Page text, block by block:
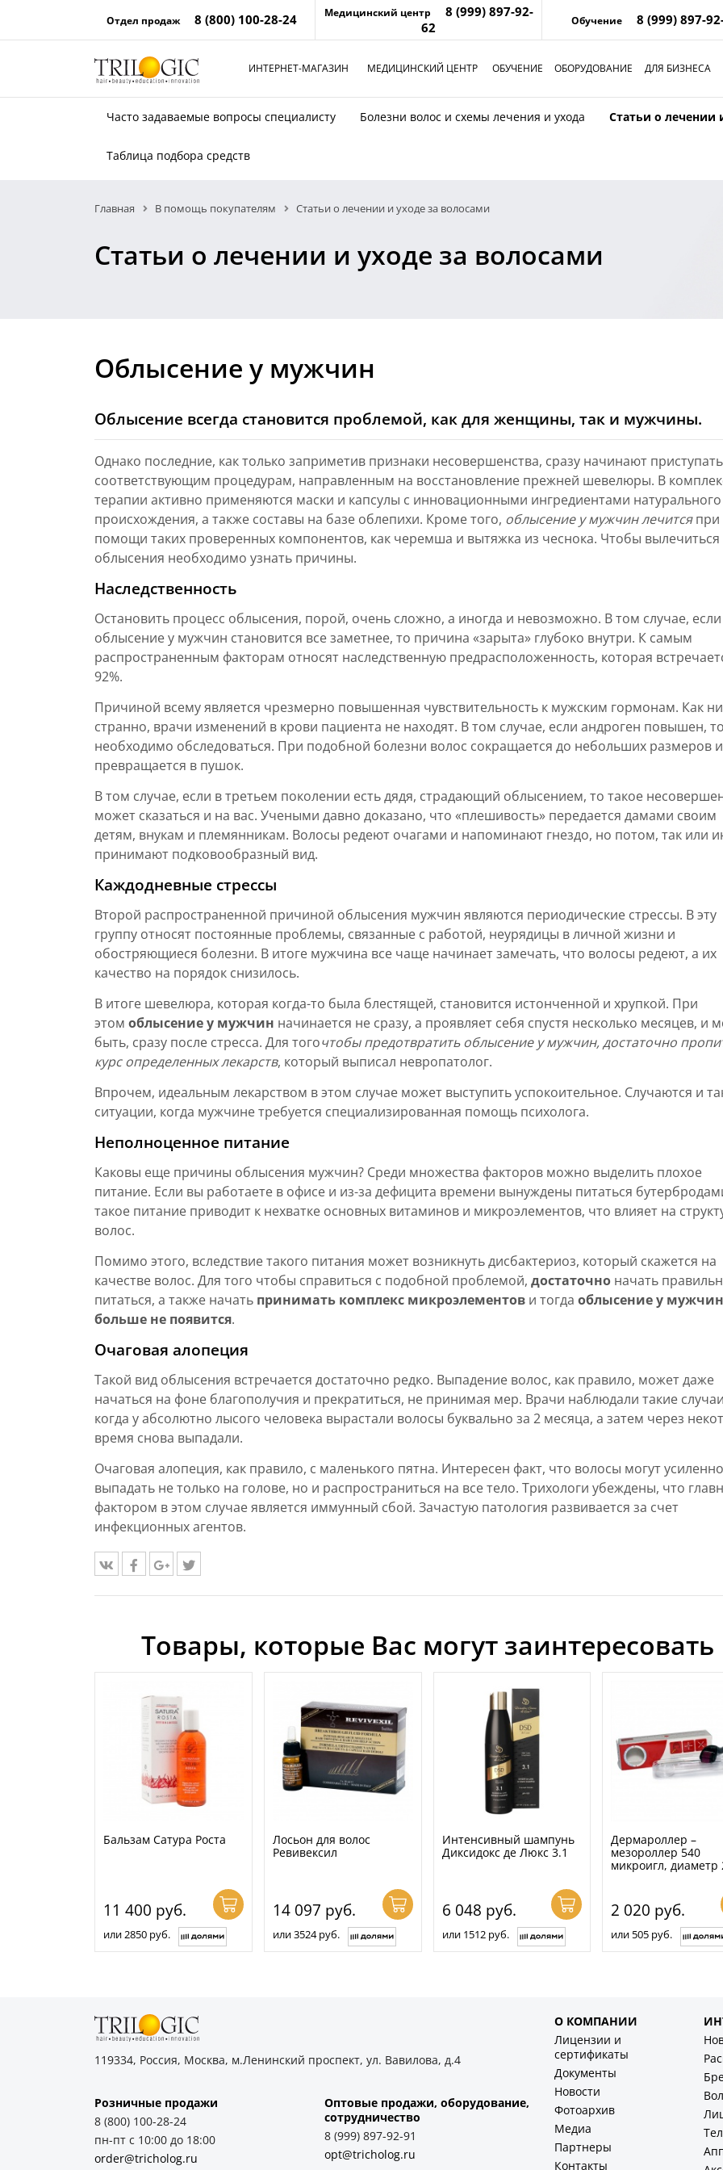
Отдел продаж 8 (800) 100-28-24 Медицинский центр
8 (999) 897-92-
62
Обучение 8 (999) 897-
ИНТЕРНЕТ-МАГАЗИН МЕДИЦИНСКИЙ ЦЕНТР ОБУЧЕНИЕ ОБОРУДОВАНИЕ ДЛЯ БИЗНЕСА
Часто задаваемые вопросы специалисту Болезни волос и схемы лечения и ухода Статьи о лечении
Таблица подбора средств
Главная В помощь покупателям Статьи о лечении и уходе за волосами
Статьи о лечении и уходе за волосами
Облысение у мужчин
Облысение всегда становится проблемой, как для женщины, так и мужчины.
Однако последние, как только заприметив признаки несовершенства, сразу начинают
соответствующим процедурам, направленным на восстановление прежней шевелюры. В
терапии активно применяются маски и капсулы с инновационными ингредиентами натурального
происхождения, а также составы на базе облепихи. Кроме того, облысение у мужчин лечитсяпри
помощи таких проверенных компонентов, как черемша и вытяжка из чеснока. Чтобы вылечиться
облысения необходимо узнать причины.
Наследственность
Остановить процесс облысения, порой, очень сложно, а иногда и невозможно. В том случае, если
облысение у мужчин становится все заметнее, то причина «зарыта» глубоко внутри. К самым
распространенным факторам относят наследственную предрасположенность, которая
92%.
Причиной всему является чрезмерно повышенная чувствительность к мужским гормонам. Как ни
странно, врачи изменений в крови пациента не находят. В том случае, если андроген повышен, то
необходимо обследоваться. При подобной болезни волос сокращается до небольших размеров и
превращается в пушок.
В том случае, если в третьем поколении есть дядя, страдающий облысением, то такое
может сказаться и на вас. Учеными давно доказано, что «плешивость» передается дамами своим
детям, внукам и племянникам. Волосы редеют очагами и напоминают гнездо, но потом, так или
принимают подковообразный вид.
Каждодневные стрессы
Второй распространенной причиной облысения мужчин являются периодические стрессы. В эту
группу относят постоянные проблемы, связанные с работой, неурядицы в личной жизни и
обостряющиеся болезни. В итоге мужчина все чаще начинает замечать, что волосы редеют, а их
качество на порядок снизилось.
В итоге шевелюра, которая когда-то была блестящей, становится истонченной и хрупкой. При
этом облысение у мужчин начинается не сразу, а проявляет себя спустя несколько месяцев, и
быть, сразу после стресса. Для тогочтобы предотвратить облысение у мужчин, достаточно
курс определенных лекарств, который выписал невропатолог.
Впрочем, идеальным лекарством в этом случае может выступить успокоительное. Случаются и
ситуации, когда мужчине требуется специализированная помощь психолога.
Неполноценное питание
Каковы еще причины облысения мужчин? Среди множества факторов можно выделить плохое
питание. Если вы работаете в офисе и из-за дефицита времени вынуждены питаться
такое питание приводит к нехватке основных витаминов и микроэлементов, что влияет на
волос.
Помимо этого, вследствие такого питания может возникнуть дисбактериоз, который скажется на
качестве волос. Для того чтобы справиться с подобной проблемой, достаточно начать
питаться, а также начать принимать комплекс микроэлементов и тогда облысение у мужчин
больше не появится.
Очаговая алопеция
Такой вид облысения встречается достаточно редко. Выпадение волос, как правило, может даже
начаться на фоне благополучия и прекратиться, не принимая мер. Врачи наблюдали такие
когда у абсолютно лысого человека вырастали волосы буквально за 2 месяца, а затем через
время снова выпадали.
Очаговая алопеция, как правило, с маленького пятна. Интересен факт, что волосы могут усиленно
выпадать не только на голове, но и распространиться на все тело. Трихологи убеждены, что
фактором в этом случае является иммунный сбой. Зачастую патология развивается за счет
инфекционных агентов.
Товары, которые Вас могут заинтересовать
Бальзам Сатура Роста
11 400 руб.
или 2850 руб.
Лосьон для волос
Ревивексил
14 097 руб.
или 3524 руб.
Интенсивный шампунь
Диксидокс де Люкс 3.1
6 048 руб.
или 1512 руб.
Дермароллер –
мезороллер 540
микроигл,
2 020 руб.
или 505 руб.
119334, Россия, Москва, м.Ленинский проспект, ул. Вавилова, д.4
Розничные продажи
8 (800) 100-28-24
пн-пт с 10:00 до 18:00
order@tricholog.ru
Оптовые продажи, оборудование,
cотрудничество
8 (999) 897-92-91
opt@tricholog.ru
О КОМПАНИИ
Лицензии и
сертификаты
Документы
Новости
Фотоархив
Медиа
Партнеры
Контакты